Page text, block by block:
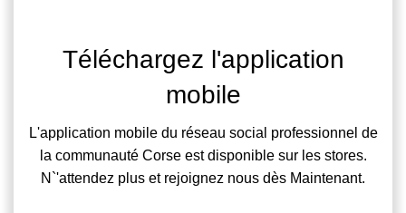
Téléchargez l'application
mobile
L'application mobile du réseau social professionnel de
la communauté Corse est disponible sur les stores.
N`'attendez plus et rejoignez nous dès Maintenant.